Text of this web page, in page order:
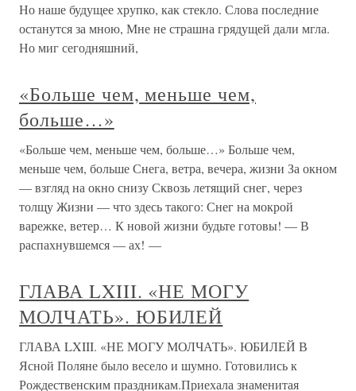
Но наше будущее хрупко, как стекло. Слова последние
останутся за мною, Мне не страшна грядущей дали мгла.
Но миг сегодняшний,
«Больше чем, меньше чем,
больше…»
«Больше чем, меньше чем, больше…» Больше чем,
меньше чем, больше Снега, ветра, вечера, жизни За окном
— взгляд на окно снизу Сквозь летящий снег, через
толщу Жизни — что здесь такого: Снег на мокрой
варежке, ветер… К новой жизни будьте готовы! — В
распахнувшемся — ах! —
ГЛАВА LXIII. «НЕ МОГУ
МОЛЧАТЬ». ЮБИЛЕЙ
ГЛАВА LXIII. «НЕ МОГУ МОЛЧАТЬ». ЮБИЛЕЙ В
Ясной Поляне было весело и шумно. Готовились к
Рождественским праздникам.Приехала знаменитая